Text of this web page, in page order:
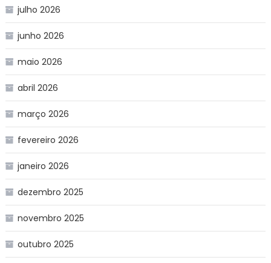
julho 2026
junho 2026
maio 2026
abril 2026
março 2026
fevereiro 2026
janeiro 2026
dezembro 2025
novembro 2025
outubro 2025